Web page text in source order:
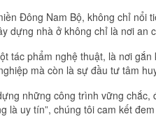
Đông Nam Bộ, không chỉ
dựng nhà ở không chỉ là nơi
tác phẩm nghệ thuật, là nơi
mà còn là sự đầu tư tâm
những công trình vững
là uy tín”, chúng tôi cam kết